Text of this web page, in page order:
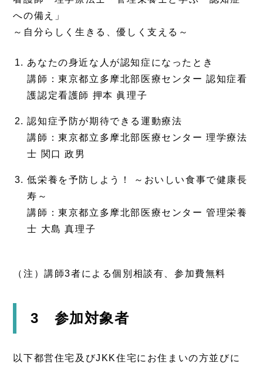
への備え」
～自分らしく生きる、優しく支える～
あなたの身近な人が認知症になったとき
講師：東京都立多摩北部医療センター 認知症看
護認定看護師 押本 眞理子
認知症予防が期待できる運動療法
講師：東京都立多摩北部医療センター 理学療法
士 関口 政男
低栄養を予防しよう！ ～おいしい食事で健康長
寿～
講師：東京都立多摩北部医療センター 管理栄養
士 大島 真理子
（注）講師3者による個別相談有、参加費無料
3 参加対象者
以下都営住宅及びJKK住宅にお住まいの方並びに